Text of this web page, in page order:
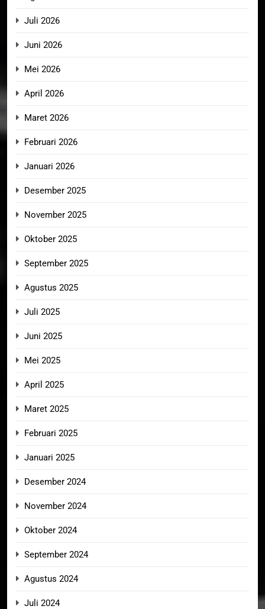
Juli 2026
Juni 2026
Mei 2026
April 2026
Maret 2026
Februari 2026
Januari 2026
Desember 2025
November 2025
Oktober 2025
September 2025
Agustus 2025
Juli 2025
Juni 2025
Mei 2025
April 2025
Maret 2025
Februari 2025
Januari 2025
Desember 2024
November 2024
Oktober 2024
September 2024
Agustus 2024
Juli 2024